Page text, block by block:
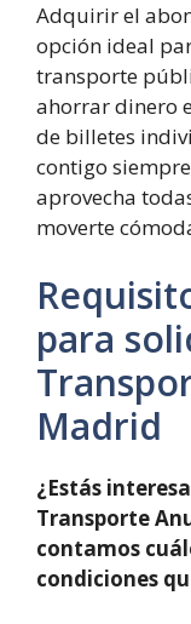
Adquirir el
opción ideal
transporte
ahorrar dinero
de billetes
contigo
aprovecha
moverte
para
Madrid
¿Estás
Transporte
contamos
condiciones